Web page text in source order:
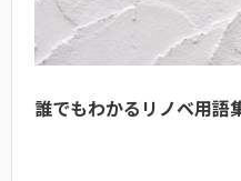
誰でもわかるリノベ用語